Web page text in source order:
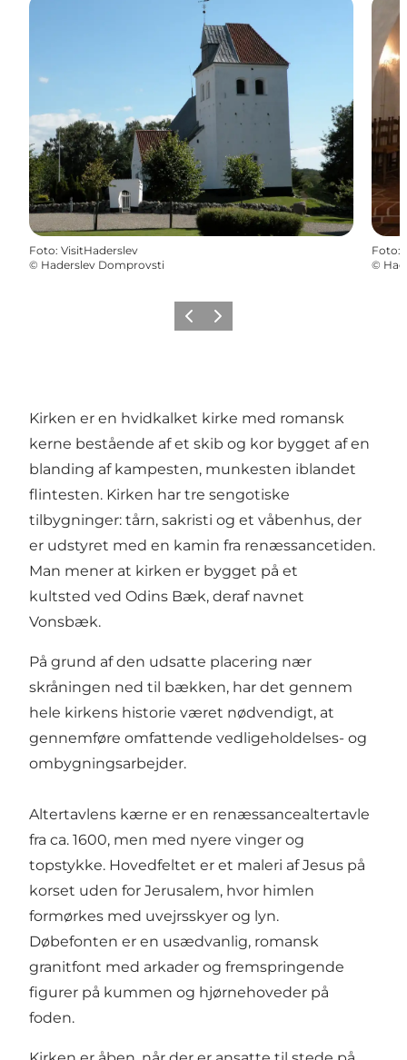
Foto: VisitHaderslev
© Haderslev Domprovsti
Foto:
©
ForrigeNæste
Kirken er en hvidkalket kirke med romansk
kerne bestående af et skib og kor bygget af en
blanding af kampesten, munkesten iblandet
flintesten. Kirken har tre sengotiske
tilbygninger: tårn, sakristi og et våbenhus, der
er udstyret med en kamin fra renæssancetiden.
Man mener at kirken er bygget på et
kultsted ved Odins Bæk, deraf navnet
Vonsbæk.
På grund af den udsatte placering nær
skråningen ned til bækken, har det gennem
hele kirkens historie været nødvendigt, at
gennemføre omfattende vedligeholdelses- og
ombygningsarbejder.
Altertavlens kærne er en renæssancealtertavle
fra ca. 1600, men med nyere vinger og
topstykke. Hovedfeltet er et maleri af Jesus på
korset uden for Jerusalem, hvor himlen
formørkes med uvejrsskyer og lyn.
Døbefonten er en usædvanlig, romansk
granitfont med arkader og fremspringende
figurer på kummen og hjørnehoveder på
foden.